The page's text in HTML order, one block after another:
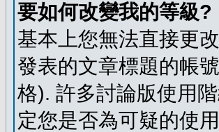
要如何改變我的等級?
基本上您無法直接更
發表的文章標題的帳
格). 許多討論版使用
定您是否為可疑的使